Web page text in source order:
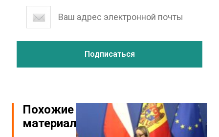
Похожие
материалы